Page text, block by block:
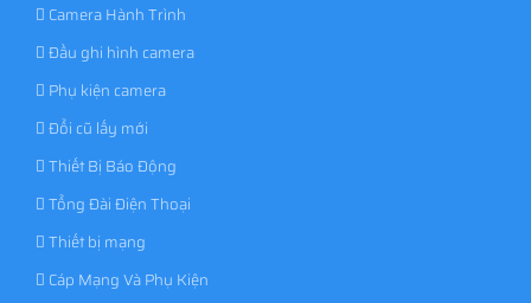
Camera Hành Trình
Đầu ghi hình camera
Phụ kiện camera
Đổi cũ lấy mới
Thiết Bị Báo Động
Tổng Đài Điện Thoại
Thiết bị mạng
Cáp Mạng Và Phụ Kiện